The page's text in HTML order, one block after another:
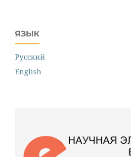
ЯЗЫК
Русский
English